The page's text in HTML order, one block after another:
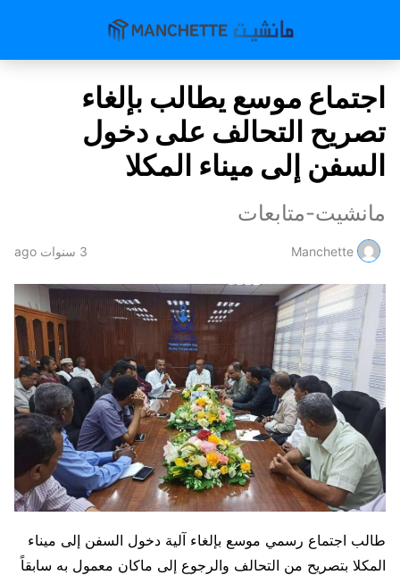
اجتماع موسع يطالب بإلغاء
تصريح التحالف على دخول
السفن إلى ميناء المكلا
مانشيت-متابعات
Manchette 3 سنوات ago
طالب اجتماع رسمي موسع بإلغاء آلية دخول السفن إلى ميناء
المكلا بتصريح من التحالف والرجوع إلى ماكان معمول به سابقاً